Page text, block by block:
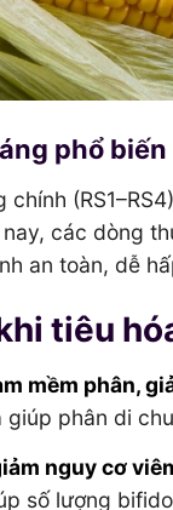
phổ biến
chính
các dòng
an toàn, dễ
tiêu
mềm phân,
phân di
nguy cơ
số lượng